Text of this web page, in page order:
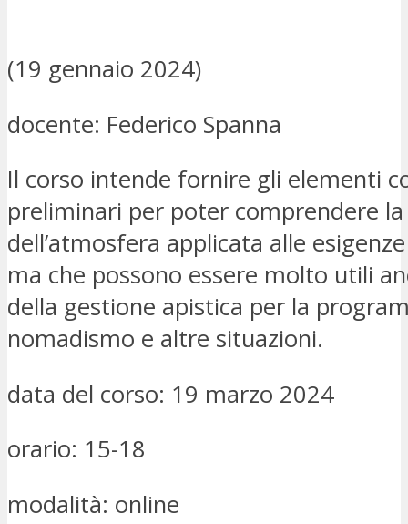
(19 gennaio 2024)
docente: Federico Spanna
Il corso intende fornire gli elementi
preliminari per poter comprendere la
dell’atmosfera applicata alle
ma che possono essere molto utili
della gestione apistica per la
nomadismo e altre situazioni.
data del corso: 19 marzo 2024
orario: 15-18
modalità: online